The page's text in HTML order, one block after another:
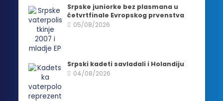
Srpske juniorke bez plasmana u
četvrtfinale Evropskog prvenstva
05/08/2026
Srpski kadeti savladali i Holandiju
04/08/2026